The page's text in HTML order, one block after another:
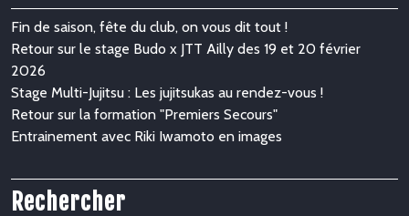
Fin de saison, fête du club, on vous dit tout !
Retour sur le stage Budo x JTT Ailly des 19 et 20 février
2026
Stage Multi-Jujitsu : Les jujitsukas au rendez-vous !
Retour sur la formation "Premiers Secours"
Entrainement avec Riki Iwamoto en images
Rechercher